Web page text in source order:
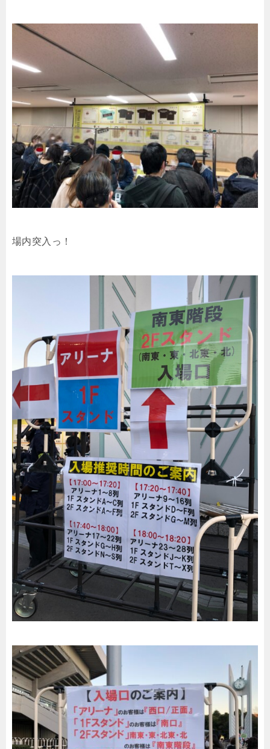
場内突入っ！